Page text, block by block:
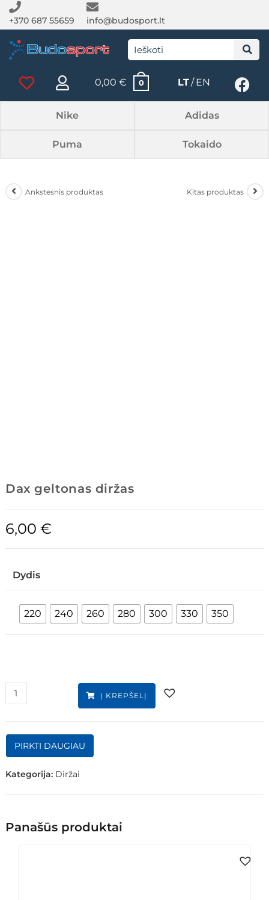
+370 687 55659 info@budosport.lt
0,00€ 0 LT EN
Nike Adidas
Puma Tokaido
Ankstesnis produktas Kitas produktas
Dax geltonas diržas
6,00 €
Dydis
220 240 260 280 300 330 350
Į KREPŠELĮ
PIRKTI DAUGIAU
Kategorija: Diržai
Panašūs produktai